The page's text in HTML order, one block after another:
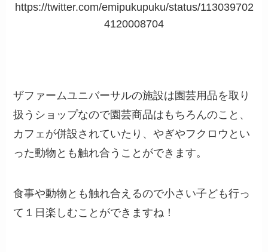
https://twitter.com/emipukupuku/status/113039702
4120008704
ザファームユニバーサルの施設は園芸用品を取り
扱うショップなので園芸商品はもちろんのこと、
カフェが併設されていたり、やぎやフクロウとい
った動物とも触れ合うことができます。
食事や動物とも触れ合えるので小さい子ども行っ
て１日楽しむことができますね！